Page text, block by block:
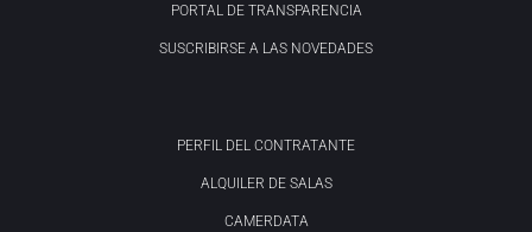
PORTAL DE TRANSPARENCIA
SUSCRIBIRSE A LAS NOVEDADES
PERFIL DEL CONTRATANTE
ALQUILER DE SALAS
CAMERDATA